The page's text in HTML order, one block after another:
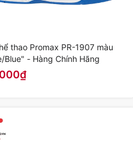
thao Promax PR-1907 màu
Blue" - Hàng Chính Hãng